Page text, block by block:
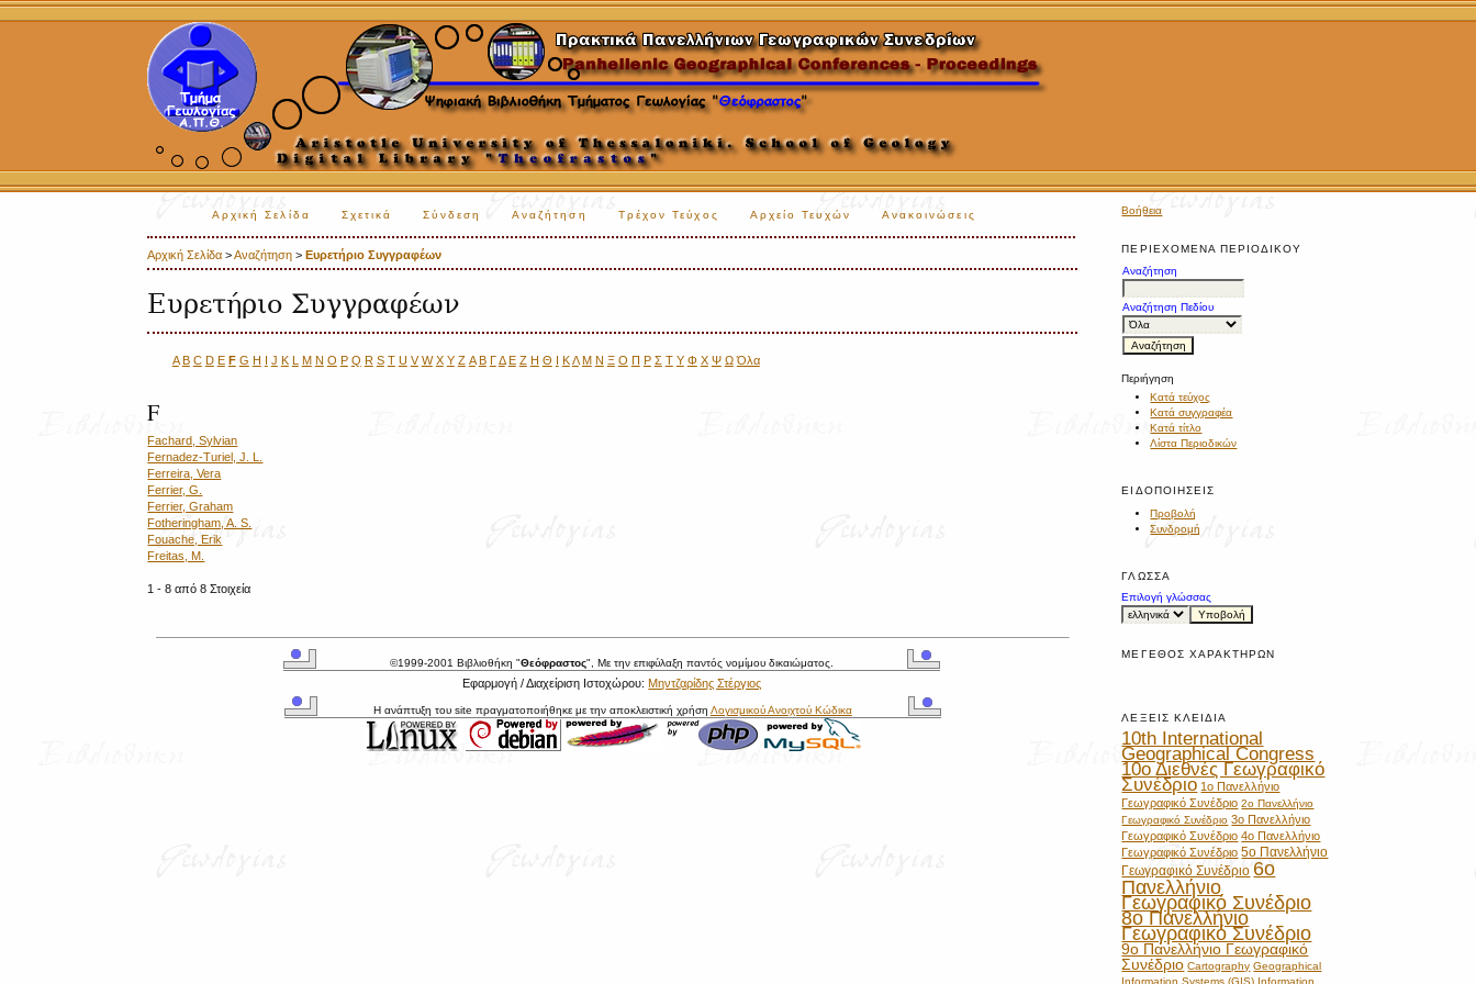
Βοήθεια
ΠΕΡΙΕΧΌΜΕΝΑ ΠΕΡΙΟΔΙΚΟΎ
Αναζήτηση
Αναζήτηση Πεδίου
Περιήγηση
Κατά τεύχος
Κατά συγγραφέα
Κατά τίτλο
Λίστα Περιοδικών
ΕΙΔΟΠΟΙΉΣΕΙΣ
Προβολή
Συνδρομή
ΓΛΏΣΣΑ
Επιλογή γλώσσας
ΜΈΓΕΘΟΣ ΧΑΡΑΚΤΉΡΩΝ
ΛΈΞΕΙΣ ΚΛΕΙΔΙΆ
10th International
Geographical Congress
10ο Διεθνές Γεωγραφικό
Συνέδριο 1ο Πανελλήνιο
Γεωγραφικό Συνέδριο 2ο Πανελλήνιο
Γεωγραφικό Συνέδριο 3ο Πανελλήνιο
Γεωγραφικό Συνέδριο 4ο Πανελλήνιο
Γεωγραφικό Συνέδριο 5ο Πανελλήνιο
Γεωγραφικό Συνέδριο 6ο
Πανελλήνιο
Γεωγραφικό Συνέδριο
8ο Πανελλήνιο
Γεωγραφικό Συνέδριο
9ο Πανελλήνιο Γεωγραφικό
Συνέδριο Cartography Geographical
Information Systems (GIS) Information
Αρχική Σελίδα Σχετικά Σύνδεση Αναζήτηση Τρέχον Τεύχος Αρχείο Τευχών Ανακοινώσεις
Αρχική Σελίδα >Αναζήτηση >Ευρετήριο Συγγραφέων
Ευρετήριο Συγγραφέων
A B C D E F G H I J K L M N O P Q R S T U V W X Y Z Α Β ΓΔ Ε Ζ Η Θ Ι ΚΛ Μ Ν Ξ Ο Π Ρ Σ Τ Υ Φ Χ Ψ Ω Όλα
F
Fachard, Sylvian
Fernadez-Turiel, J. L.
Ferreira, Vera
Ferrier, G.
Ferrier, Graham
Fotheringham, A. S.
Fouache, Erik
Freitas, M.
1 - 8 από 8 Στοιχεία
©1999-2001 Βιβλιοθήκη "Θεόφραστος", Με την επιφύλαξη παντός νομίμου δικαιώματος.
Εφαρμογή / Διαχείριση Ιστοχώρου:Μηντζαρίδης Στέργιος
Η ανάπτυξη του site πραγματοποιήθηκε με την αποκλειστική χρήση Λογισμικού Ανοιχτού Κώδικα